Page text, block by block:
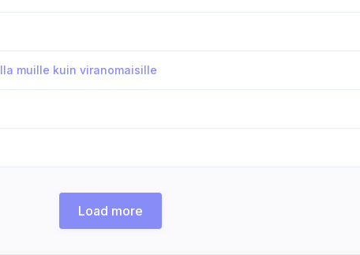
muille kuin viranomaisille
Load more